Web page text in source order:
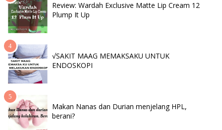
Review: Wardah Exclusive Matte Lip Cream 12
Plump It Up
√SAKIT MAAG MEMAKSAKU UNTUK
ENDOSKOPI
Makan Nanas dan Durian menjelang HPL,
berani?